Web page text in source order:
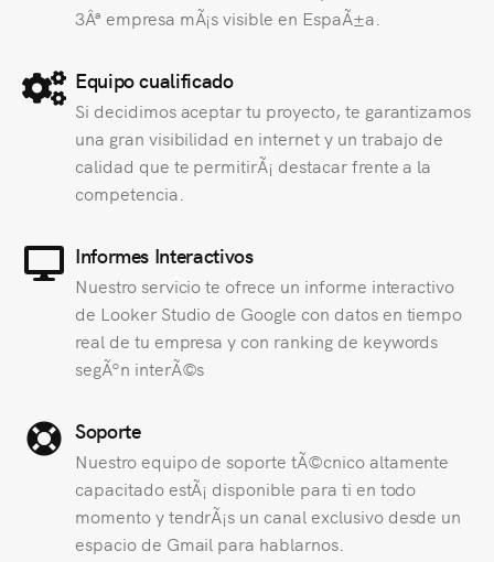
3Âª empresa mÃ¡s visible en EspaÃ±a.
Equipo cualificado
Si decidimos aceptar tu proyecto, te garantizamos
una gran visibilidad en internet y un trabajo de
calidad que te permitirÃ¡ destacar frente a la
competencia.
Informes Interactivos
Nuestro servicio te ofrece un informe interactivo
de Looker Studio de Google con datos en tiempo
real de tu empresa y con ranking de keywords
segÃºn interÃ©s
Soporte
Nuestro equipo de soporte tÃ©cnico altamente
capacitado estÃ¡ disponible para ti en todo
momento y tendrÃ¡s un canal exclusivo desde un
espacio de Gmail para hablarnos.